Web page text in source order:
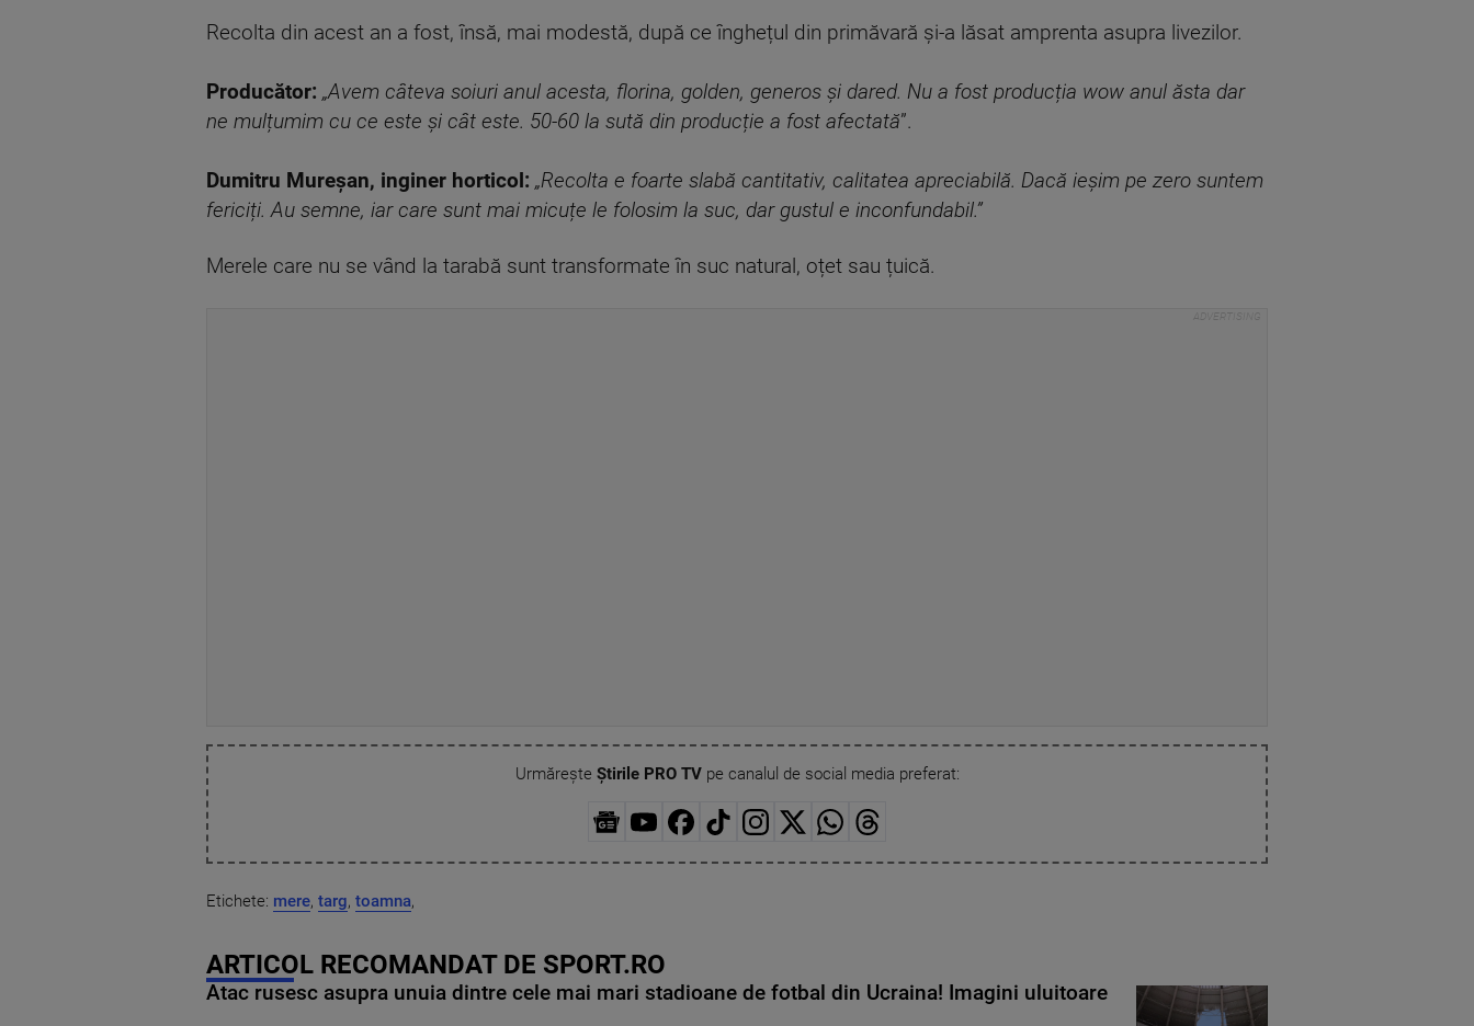
Recolta din acest an a fost, însă, mai modestă, după ce înghețul din primăvară și-a lăsat amprenta asupra livezilor.
Producător: „Avem câteva soiuri anul acesta, florina, golden, generos și dared. Nu a fost producția wow anul ăsta dar
ne mulțumim cu ce este și cât este. 50-60 la sută din producție a fost afectată”.
Dumitru Mureșan, inginer horticol: „Recolta e foarte slabă cantitativ, calitatea apreciabilă. Dacă ieșim pe zero suntem
fericiți. Au semne, iar care sunt mai micuțe le folosim la suc, dar gustul e inconfundabil.”
Merele care nu se vând la tarabă sunt transformate în suc natural, oțet sau țuică.
Urmărește Știrile PRO TVpe canalul de social media preferat:
Etichete: mere, targ, toamna,
ARTICOL RECOMANDAT DE SPORT.RO
Atac rusesc asupra unuia dintre cele mai mari stadioane de fotbal din Ucraina! Imagini uluitoare